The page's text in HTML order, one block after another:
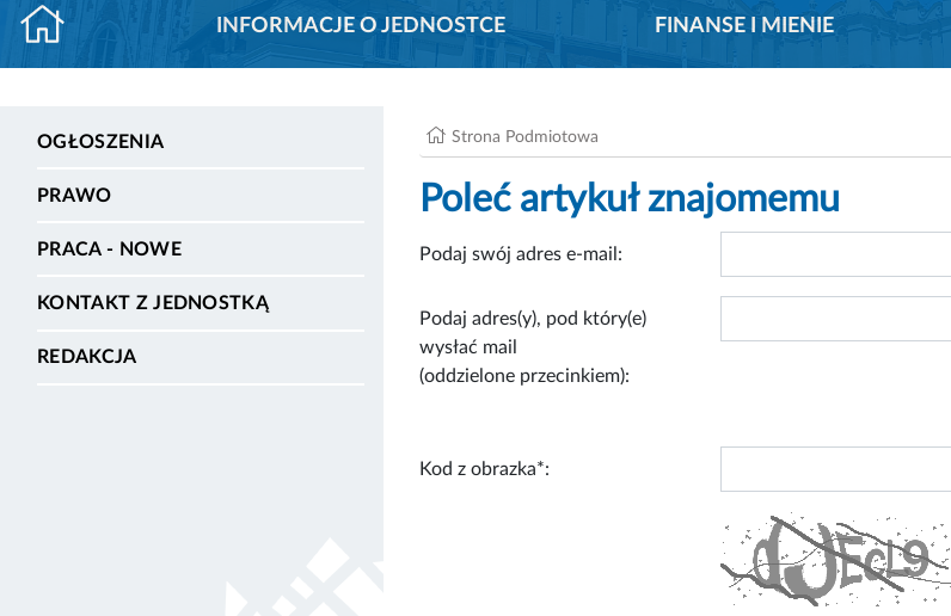
INFORMACJE O JEDNOSTCE FINANSE I MIENIE
OGŁOSZENIA
PRAWO
PRACA - NOWE
KONTAKT Z JEDNOSTKĄ
REDAKCJA
Strona Podmiotowa
Poleć artykuł znajomemu
Podaj swój adres e-mail:
Podaj adres(y), pod który(e)
wysłać mail
(oddzielone przecinkiem):
Kod z obrazka*: